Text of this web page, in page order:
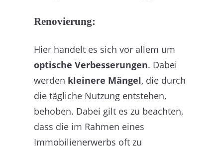
Renovierung:
Hier handelt es sich vor allem um
optische Verbesserungen. Dabei
werden kleinere Mängel, die durch
die tägliche Nutzung entstehen,
behoben. Dabei gilt es zu beachten,
dass die im Rahmen eines
Immobilienerwerbs oft zu